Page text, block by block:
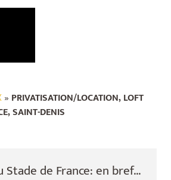
» PRIVATISATION/LOCATION, LOFT
SAINT-DENIS
Stade de France: en bref...